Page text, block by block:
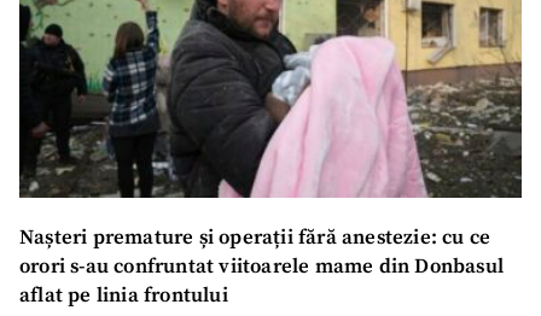
Nașteri premature și operații fără anestezie: cu ce
orori s-au confruntat viitoarele mame din Donbasul
aflat pe linia frontului